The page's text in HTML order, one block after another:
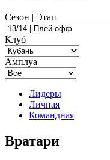
Сезон | Этап
Клуб
Амплуа
Лидеры
Личная
Командная
Вратари